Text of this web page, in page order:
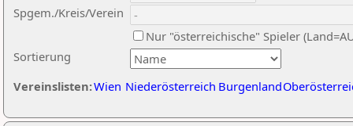
Sortierung
Spgem./Kreis/Verein
Nur "österreichische" Spieler
Vereinslisten:Wien Niederösterreich Burgenland